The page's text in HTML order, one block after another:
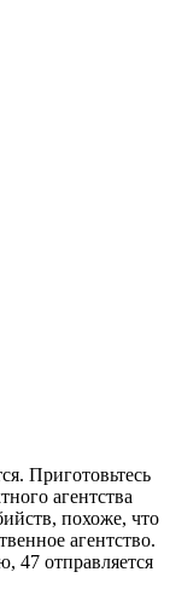
Приготовьтесь
агентства
похоже, что
агентство.
47 отправляется